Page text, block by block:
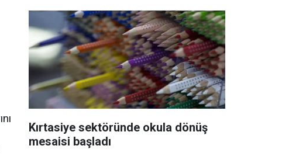
Kırtasiye sektöründe okula dönüş
mesaisi başladı